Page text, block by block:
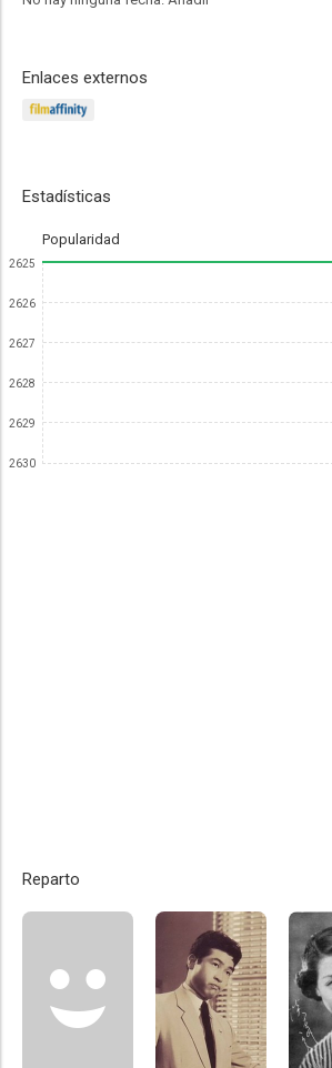
Enlaces externos
Estadísticas
Popularidad
2625
2626
2627
2628
2629
2630
Reparto